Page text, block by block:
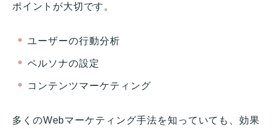
ポイントが大切です。
ユーザーの行動分析
ペルソナの設定
コンテンツマーケティング
多くのWebマーケティング手法を知っていても、効果